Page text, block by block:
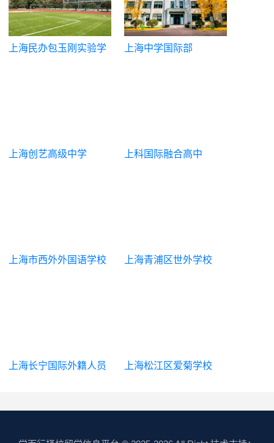
上海民办包玉刚实验学
上海中学国际部
上海创艺高级中学 上科国际融合高中
上海市西外外国语学校
上海青浦区世外学校
上海长宁国际外籍人员
上海松江区爱菊学校